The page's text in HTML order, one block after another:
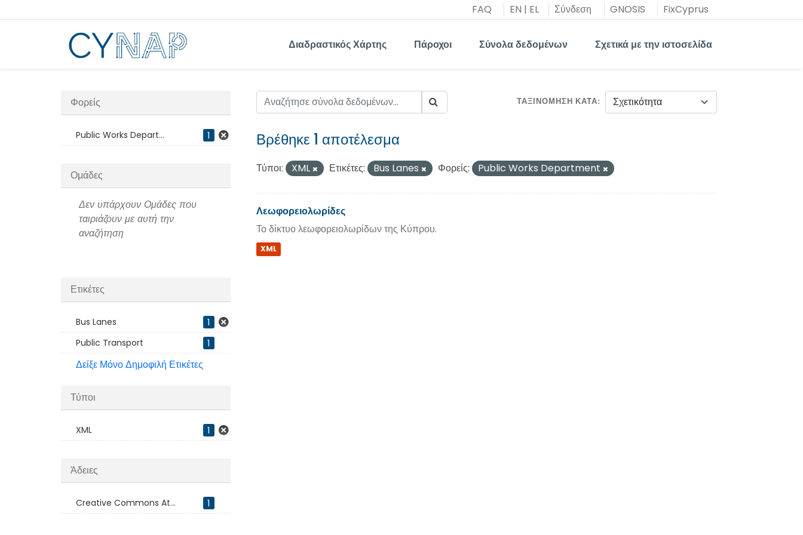
στο
FAQ EN | EL Σύνδεση GNOSIS FixCyprus
Διαδραστικός Χάρτης Πάροχοι Σύνολα δεδομένων Σχετικά με την ιστοσελίδα
Φορείς
Public Works Depart... 1
Ομάδες
Δεν υπάρχουν Ομάδες που
ταιριάζουν με αυτή την
αναζήτηση
Ετικέτες
Bus Lanes 1
Public Transport 1
Δείξε Μόνο Δημοφιλή Ετικέτες
Τύποι
XML 1
Άδειες
Creative Commons At... 1
ΤΑΞΙΝΌΜΗΣΗ ΚΑΤΆ
Βρέθηκε 1 αποτέλεσμα
Τύποι: XML Ετικέτες: Bus Lanes Φορείς: Public Works Department
Λεωφορειολωρίδες
Το δίκτυο λεωφορειολωρίδων της Κύπρου.
XML